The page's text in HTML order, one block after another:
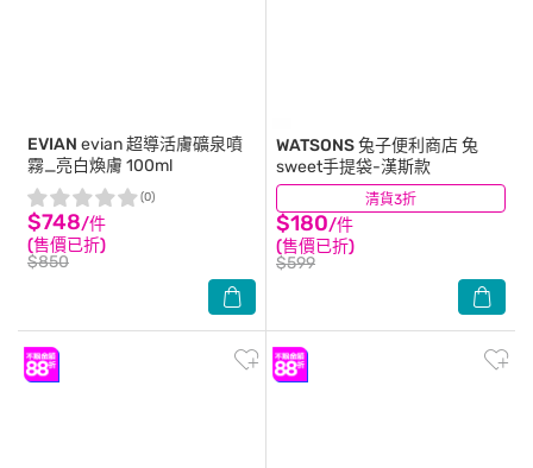
EVIAN evian 超導活膚礦泉噴
霧_亮白煥膚 100ml
$748/件
(售價已折)
$850
(0) 清貨3折
WATSONS兔子便利商店 兔
sweet手提袋-漢斯款
$180/件
(售價已折)
$599
(5)